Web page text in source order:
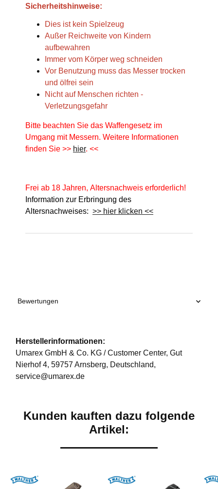
Sicherheitshinweise:
Dies ist kein Spielzeug
Außer Reichweite von Kindern
aufbewahren
Immer vom Körper weg schneiden
Vor Benutzung muss das Messer trocken
und ölfrei sein
Nicht auf Menschen richten -
Verletzungsgefahr
Bitte beachten Sie das Waffengesetz im
Umgang mit Messern. Weitere Informationen
finden Sie >> hier. <<
Frei ab 18 Jahren, Altersnachweis erforderlich!
Information zur Erbringung des
Altersnachweises: >> hier klicken <<
Bewertungen
Herstellerinformationen:
Umarex GmbH & Co. KG / Customer Center, Gut
Nierhof 4, 59757 Arnsberg, Deutschland,
service@umarex.de
Kunden kauften dazu folgende
Artikel: